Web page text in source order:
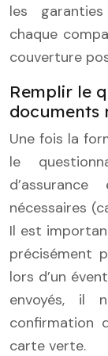
les
chaque
couverture
Remplir le
documents
Une fois la
le
nécessaires
Il est
précisément
lors d’un
envoyés, il
confirmation
carte verte.